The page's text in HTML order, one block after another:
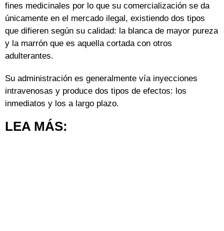
fines medicinales por lo que su comercialización se da
únicamente en el mercado ilegal, existiendo dos tipos
que difieren según su calidad: la blanca de mayor pureza
y la marrón que es aquella cortada con otros
adulterantes.
Su administración es generalmente vía inyecciones
intravenosas y produce dos tipos de efectos: los
inmediatos y los a largo plazo.
LEA MÁS: